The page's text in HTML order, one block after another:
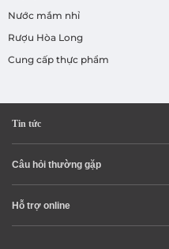
Nước mắm nhỉ
Rượu Hòa Long
Cung cấp thực phẩm
Tin tức
Câu hỏi thường gặp
Hỗ trợ online